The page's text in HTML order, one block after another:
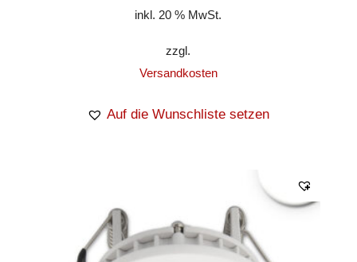
inkl. 20 % MwSt.
zzgl.
Versandkosten
Auf die Wunschliste setzen